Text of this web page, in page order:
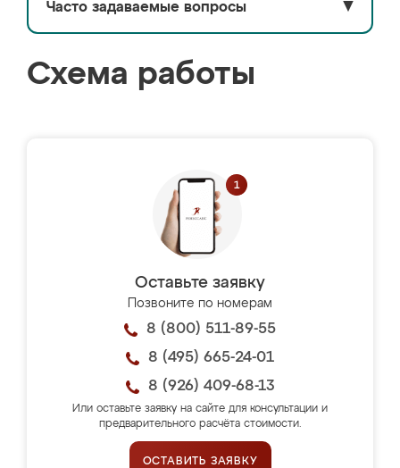
Часто задаваемые вопросы ▼
Схема работы
Оставьте заявку
Позвоните по номерам
8 (800) 511-89-55
8 (495) 665-24-01
8 (926) 409-68-13
Или оставьте заявку на сайте для консультации и
предварительного расчёта стоимости.
ОСТАВИТЬ ЗАЯВКУ